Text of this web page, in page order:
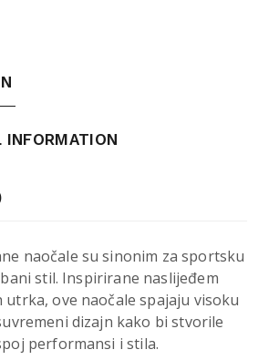
naočale su sinonim za sportsku
stil. Inspirirane naslijeđem
ove naočale spajaju visoku
dizajn kako bi stvorile
performansi i stila.